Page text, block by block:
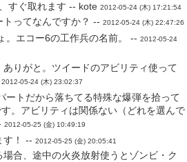
すぐ取れます -- kote 2012-05-24 (木) 17:21:54
ってなんですか？ -- 2012-05-24 (木) 22:47:26
。エコー6の工作兵の名前。 -- 2012-05-24
りがと。ツイードのアビリティ使って
2012-05-24 (木) 23:02:37
ートだから落ちてる特殊な爆弾を拾って
。アビリティは関係ない（どれを選んで
2012-05-25 (金) 10:49:19
す！ -- 2012-05-25 (金) 20:05:41
合、途中の火炎放射使うとゾンビ・ク